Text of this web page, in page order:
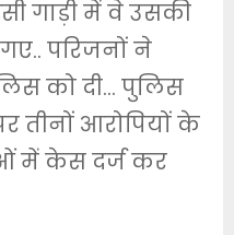
गाड़ी में वे उसकी
परिजनों ने
को दी… पुलिस
तीनों आरोपियों के
में केस दर्ज कर